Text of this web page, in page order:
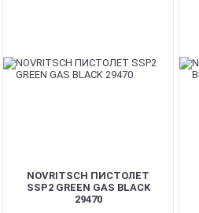
NOVRITSCH ПИСТОЛЕТ
SSP2 GREEN GAS BLACK
29470